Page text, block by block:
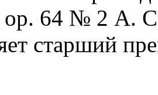
ор. 64 № 2 А.
старший